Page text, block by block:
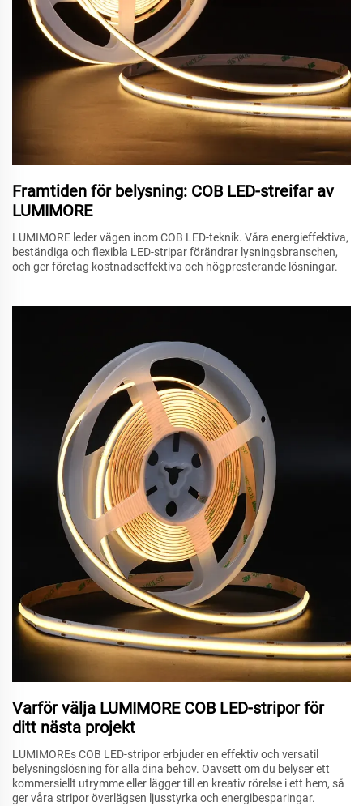
Framtiden för belysning: COB LED-streifar av
LUMIMORE
LUMIMORE leder vägen inom COB LED-teknik. Våra energieffektiva,
beständiga och flexibla LED-stripar förändrar lysningsbranschen,
och ger företag kostnadseffektiva och högpresterande lösningar.
Varför välja LUMIMORE COB LED-stripor för
ditt nästa projekt
LUMIMOREs COB LED-stripor erbjuder en effektiv och versatil
belysningslösning för alla dina behov. Oavsett om du belyser ett
kommersiellt utrymme eller lägger till en kreativ rörelse i ett hem, så
ger våra stripor överlägsen ljusstyrka och energibesparingar.